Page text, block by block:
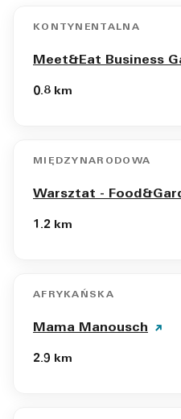
KONTYNENTALNA
Meet&Eat Business
0.8 km
MIĘDZYNARODOWA
Warsztat -
1.2 km
AFRYKAŃSKA
Mama Manousch
2.9 km